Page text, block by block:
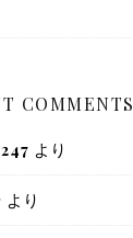
COMMENTS
より
より